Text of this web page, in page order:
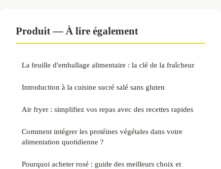
Produit — À lire également
La feuille d'emballage alimentaire : la clé de la fraîcheur
Introduction à la cuisine sucré salé sans gluten
Air fryer : simplifiez vos repas avec des recettes rapides
Comment intégrer les protéines végétales dans votre
alimentation quotidienne ?
Pourquoi acheter rosé : guide des meilleurs choix et